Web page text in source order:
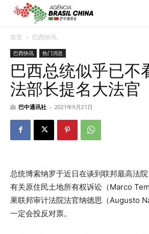
首页 巴西快讯
巴西快讯 热门消息
巴西总统似乎已不
法部长提名大法官
由 巴中通讯社 - 2021年9月21日
总统博索纳罗于近日在谈到联邦最高法
有关原住民土地所有权诉讼（Marco
果联邦审计法院法官纳德思（Augusto
一定会投反对票。